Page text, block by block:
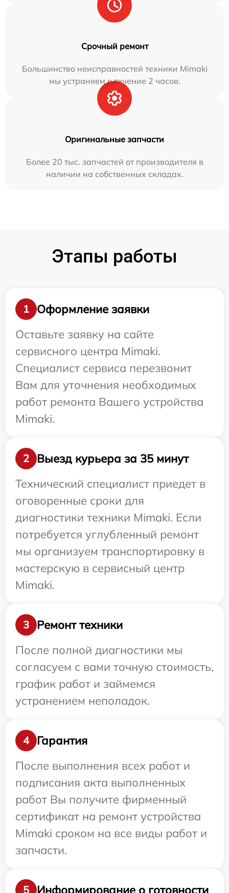
Срочный ремонт
Большинство неисправностей техники Mimaki
мы устраняем в течение 2 часов.
Оригинальные запчасти
Более 20 тыс. запчастей от производителя в
наличии на собственных складах.
Этапы работы
1
Оформление заявки
Оставьте заявку на сайте
сервисного центра Mimaki.
Специалист сервиса перезвонит
Вам для уточнения необходимых
работ ремонта Вашего устройства
Mimaki.
2
Выезд курьера за 35 минут
Технический специалист приедет в
оговоренные сроки для
диагностики техники Mimaki. Если
потребуется углубленный ремонт
мы организуем транспортировку в
мастерскую в сервисный центр
Mimaki.
3
Ремонт техники
После полной диагностики мы
согласуем с вами точную стоимость,
график работ и займемся
устранением неполадок.
4
Гарантия
После выполнения всех работ и
подписания акта выполненных
работ Вы получите фирменный
сертификат на ремонт устройства
Mimaki сроком на все виды работ и
запчасти.
5 Информирование о готовности